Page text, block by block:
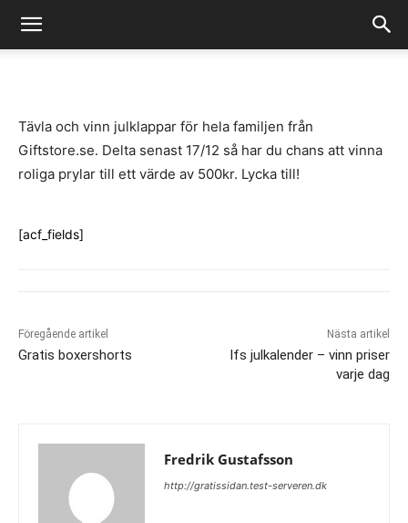
Tävla och vinn julklappar för hela familjen från
Giftstore.se. Delta senast 17/12 så har du chans att vinna
roliga prylar till ett värde av 500kr. Lycka till!
[acf_fields]
Föregående artikel
Gratis boxershorts
Nästa artikel
Ifs julkalender – vinn priser
varje dag
Fredrik Gustafsson
http://gratissidan.test-serveren.dk